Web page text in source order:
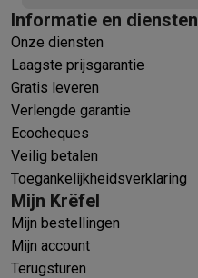
Informatie en diensten
Onze diensten
Laagste prijsgarantie
Gratis leveren
Verlengde garantie
Ecocheques
Veilig betalen
Toegankelijkheidsverklaring
Mijn Krëfel
Mijn bestellingen
Mijn account
Terugsturen